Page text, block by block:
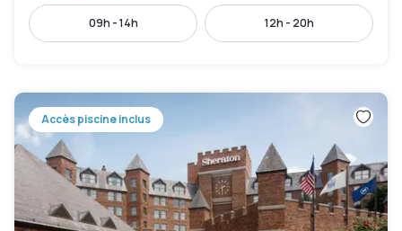
09h - 14h 12h - 20h
Accès piscine inclus